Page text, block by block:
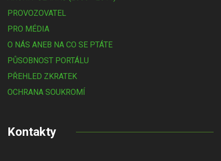
PROVOZOVATEL
PRO MÉDIA
O NÁS ANEB NA CO SE PTÁTE
PŮSOBNOST PORTÁLU
PŘEHLED ZKRATEK
OCHRANA SOUKROMÍ
Kontakty